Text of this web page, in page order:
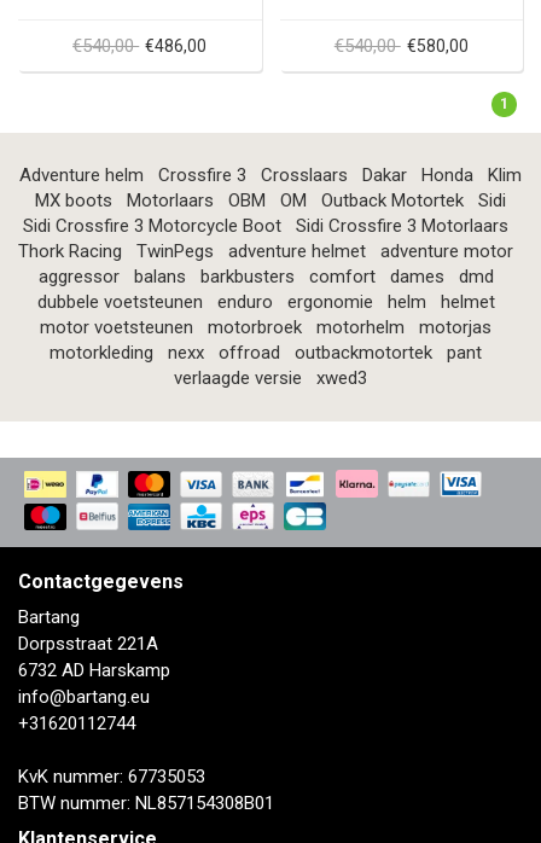
€540,00 €486,00 €540,00 €580,00
1
Adventure helm Crossfire 3 Crosslaars Dakar Honda
Klim
MX boots
Motorlaars OBM OM Outback Motortek
Sidi
Sidi Crossfire 3 Motorcycle Boot
Sidi Crossfire 3 Motorlaars
Thork Racing
TwinPegs adventure helmet
adventure motor
aggressor
balans barkbusters comfort dames
dmd
dubbele voetsteunen
enduro ergonomie helm
helmet
motor voetsteunen
motorbroek motorhelm
motorjas
motorkleding
nexx offroad outbackmotortek
pant
verlaagde versie
xwed3
Contactgegevens
Bartang
Dorpsstraat 221A
6732 AD Harskamp
info@bartang.eu
+31620112744
KvK nummer: 67735053
BTW nummer: NL857154308B01